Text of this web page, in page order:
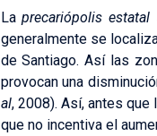
Laprecariópolis estatal
generalmente se
de Santiago. Así las
provocan una
al, 2008). Así, antes
que no incentiva el